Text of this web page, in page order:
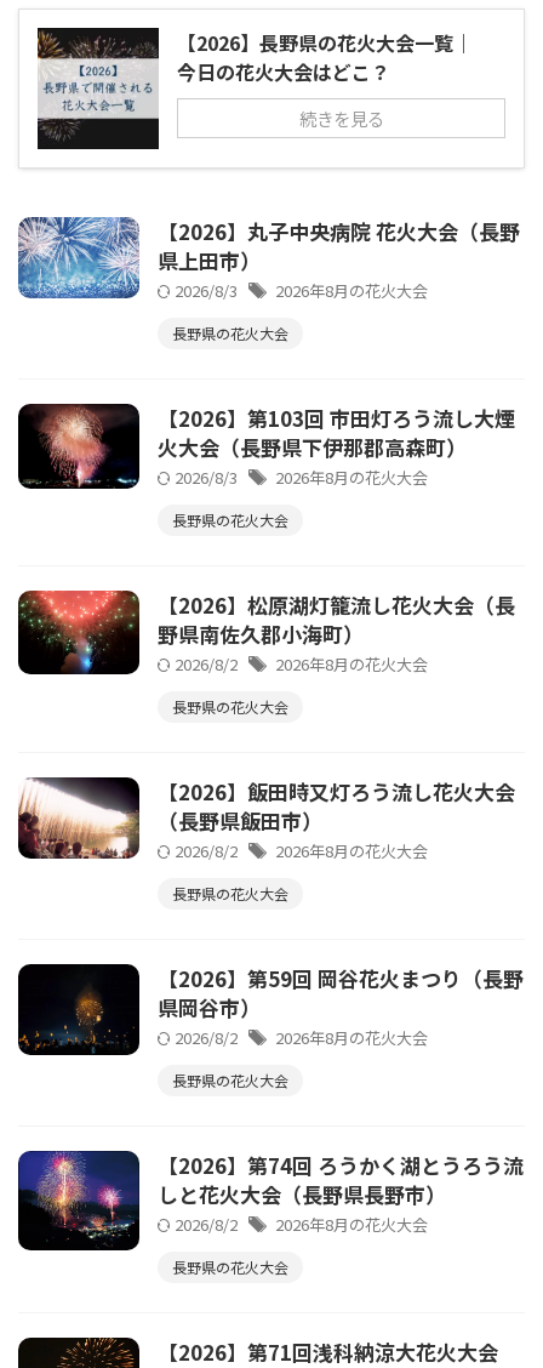
【2026】長野県の花火大会一覧｜
今日の花火大会はどこ？
続きを見る
【2026】丸子中央病院 花火大会（長野
県上田市）
2026/8/3 2026年8月の花火大会
長野県の花火大会
【2026】第103回 市田灯ろう流し大煙
火大会（長野県下伊那郡高森町）
2026/8/3 2026年8月の花火大会
長野県の花火大会
【2026】松原湖灯籠流し花火大会（長
野県南佐久郡小海町）
2026/8/2 2026年8月の花火大会
長野県の花火大会
【2026】飯田時又灯ろう流し花火大会
（長野県飯田市）
2026/8/2 2026年8月の花火大会
長野県の花火大会
【2026】第59回 岡谷花火まつり（長野
県岡谷市）
2026/8/2 2026年8月の花火大会
長野県の花火大会
【2026】第74回 ろうかく湖とうろう流
しと花火大会（長野県長野市）
2026/8/2 2026年8月の花火大会
長野県の花火大会
【2026】第71回浅科納涼大花火大会